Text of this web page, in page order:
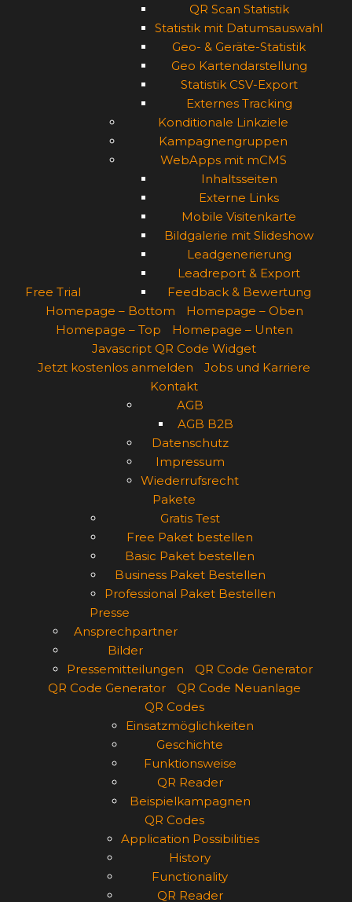
Free Trial
QR Scan Statistik
Statistik mit Datumsauswahl
Geo- & Geräte-Statistik
Geo Kartendarstellung
Statistik CSV-Export
Externes Tracking
Konditionale Linkziele
Kampagnengruppen
WebApps mit mCMS
Inhaltsseiten
Externe Links
Mobile Visitenkarte
Bildgalerie mit Slideshow
Leadgenerierung
Leadreport & Export
Feedback & Bewertung
Homepage – Bottom
Homepage – Oben
Homepage – Top
Homepage – Unten
Javascript QR Code Widget
Jetzt kostenlos anmelden
Jobs und Karriere
Kontakt
AGB
AGB B2B
Datenschutz
Impressum
Wiederrufsrecht
Pakete
Gratis Test
Free Paket bestellen
Basic Paket bestellen
Business Paket Bestellen
Professional Paket Bestellen
Presse
Ansprechpartner
Bilder
Pressemitteilungen
QR Code Generator
QR Code Generator
QR Code Neuanlage
QR Codes
Einsatzmöglichkeiten
Geschichte
Funktionsweise
QR Reader
Beispielkampagnen
QR Codes
Application Possibilities
History
Functionality
QR Reader